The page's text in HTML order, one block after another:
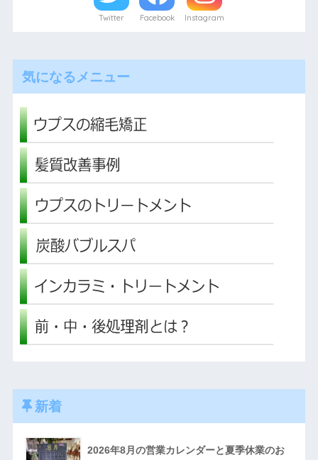
Twitter Facebook Instagram
気になるメニュー
新着
2026年8月の営業カレンダーと夏季休業のお